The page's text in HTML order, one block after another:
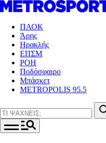
ΠΑΟΚ
Άρης
Ηρακλής
ΕΠΣΜ
ΡΟΗ
Ποδόσφαιρο
Μπάσκετ
METROPOLIS 95.5